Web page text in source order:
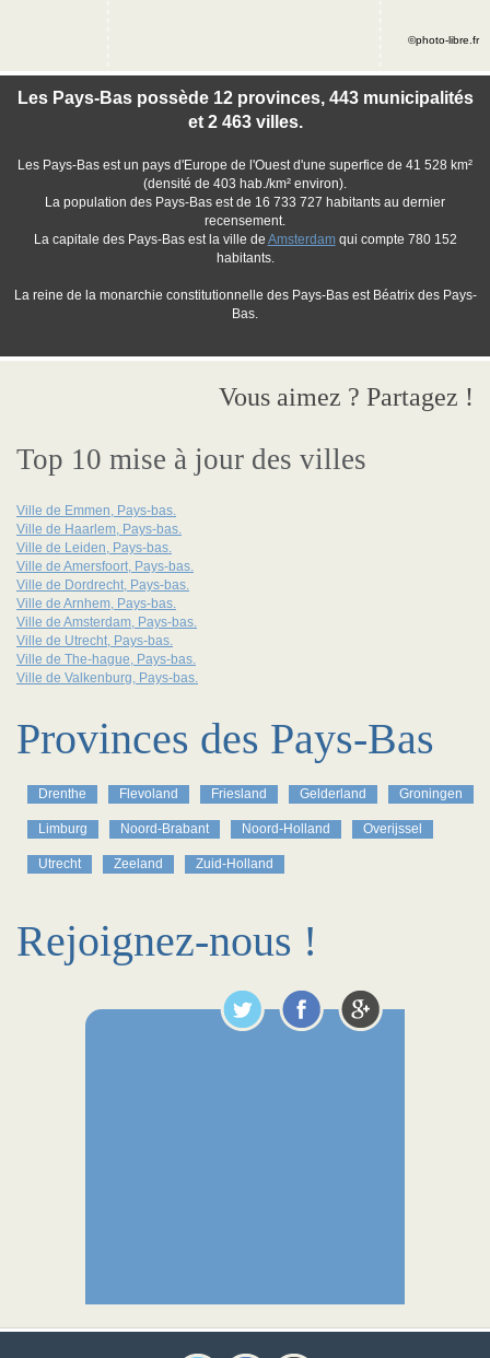
Les Pays-Bas possède 12 provinces, 443 municipalités
et 2 463 villes.
Les Pays-Bas est un pays d'Europe de l'Ouest d'une superfice de 41 528 km²
(densité de 403 hab./km² environ).
La population des Pays-Bas est de 16 733 727 habitants au dernier
recensement.
La capitale des Pays-Bas est la ville de Amsterdamqui compte 780 152
habitants.
La reine de la monarchie constitutionnelle des Pays-Bas est Béatrix des Pays-
Bas.
©photo-libre.fr
Vous aimez ? Partagez !
Top 10 mise à jour des villes
Ville de Emmen, Pays-bas.
Ville de Haarlem, Pays-bas.
Ville de Leiden, Pays-bas.
Ville de Amersfoort, Pays-bas.
Ville de Dordrecht, Pays-bas.
Ville de Arnhem, Pays-bas.
Ville de Amsterdam, Pays-bas.
Ville de Utrecht, Pays-bas.
Ville de The-hague, Pays-bas.
Ville de Valkenburg, Pays-bas.
Provinces des Pays-Bas
Drenthe Flevoland Friesland Gelderland Groningen
Limburg Noord-Brabant Noord-Holland Overijssel
Utrecht Zeeland Zuid-Holland
Rejoignez-nous !